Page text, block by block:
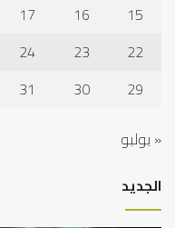
15
16
17
22
23
24
29
30
31
« يوليو
الجديد